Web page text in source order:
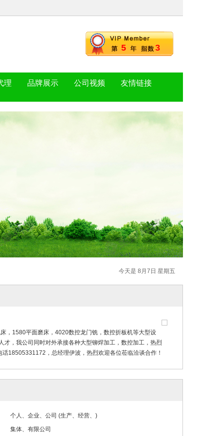
5 3
理 品牌展示 公司视频 友情链接
今天是 8月7日 星期五
，1580平面磨床，4020数控龙门铣，数控折板机等大型设
，我公司同时对外承接各种大型铆焊加工，数控加工，热烈
18505331172，总经理伊波，热烈欢迎各位莅临洽谈合作！
个人、企业、公司 (生产、经营、)
集体、有限公司